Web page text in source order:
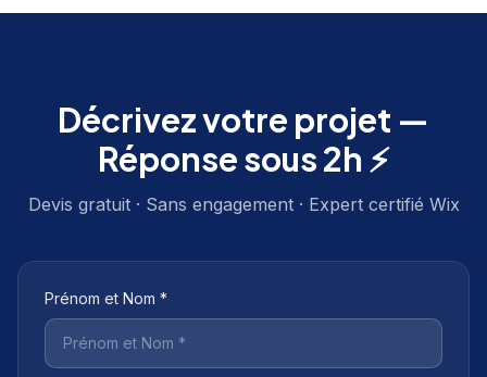
Décrivez votre projet —
Réponse sous 2h ⚡
Devis gratuit · Sans engagement · Expert certifié Wix
Prénom et Nom *